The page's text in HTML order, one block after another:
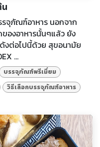
จุภัณฑ์อาหาร นอกจาก
องอาหารนั้นๆแล้ว ยัง
งต่อไปนี้ด้วย สุขอนามัย
...
บรรจุภัณฑ์พรีเมี่ยม
วิธีเลือกบรรจุภัณฑ์อาหาร